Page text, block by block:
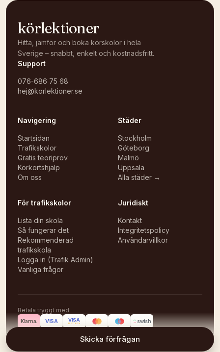
Skicka förfrågan
körlektioner
Hitta, jämför och boka körskolor i hela
Sverige – snabbt, enkelt och kostnadsfritt.
Support
076-686 75 68
hej@korlektioner.se
Navigering
Startsidan
Trafikskolor
Gratis teoriprov
Körkortshjälp
Om oss
Städer
Stockholm
Göteborg
Malmö
Uppsala
Alla städer →
För trafikskolor
Lista din skola
Så fungerar det
Rekommenderad
trafikskola
Logga in (Trafik Admin)
Vanliga frågor
Juridiskt
Kontakt
Integritetspolicy
Användarvillkor
Betala tryggt med
Klarna. VISA VISA
ELECTRON swish